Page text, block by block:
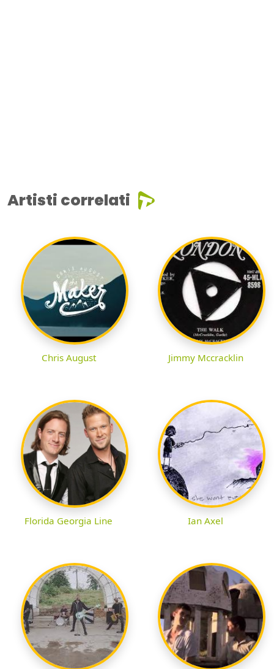
Artisti correlati
Chris August Jimmy Mccracklin
Florida Georgia Line Ian Axel